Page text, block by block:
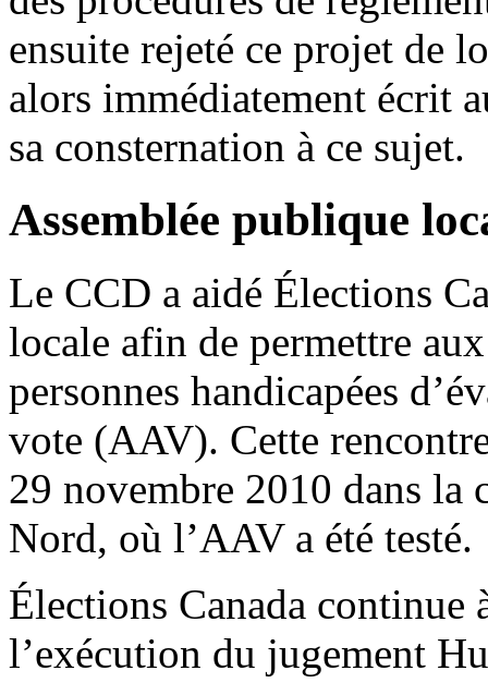
ensuite rejeté ce projet de
alors immédiatement écrit
sa consternation à ce sujet.
Assemblée publique
Le CCD a aidé Élections
locale afin de permettre
personnes handicapées
vote (AAV). Cette
29 novembre 2010 dans
Nord, où l’AAV a été testé.
Élections Canada continue
l’exécution du jugement